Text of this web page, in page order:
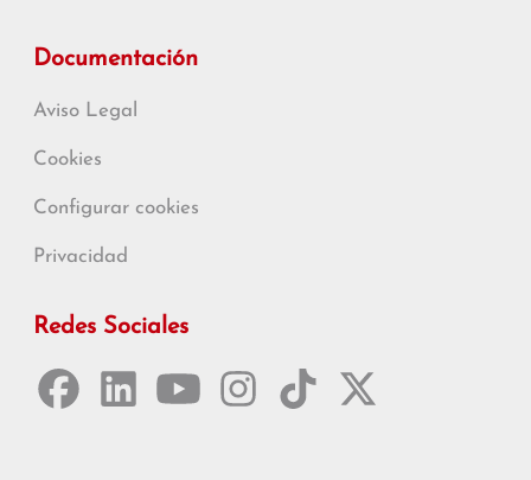
Documentación
Aviso Legal
Cookies
Configurar cookies
Privacidad
Redes Sociales